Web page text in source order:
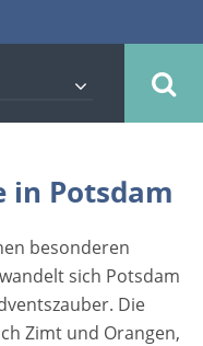
auf den
[rule
Potsdam
besonderen
sich Potsdam
Die
Zimt und Orangen,